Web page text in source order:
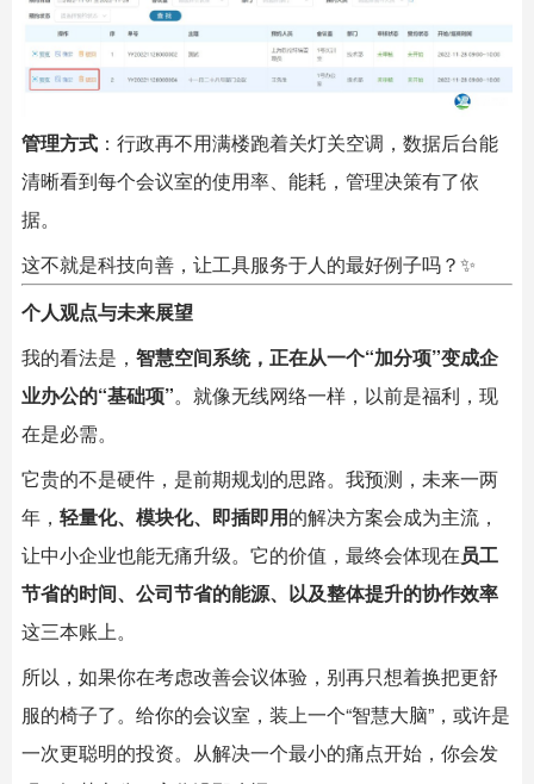
管理方式 ：行政再不用满楼跑着关灯关空调，数据后台能
清晰看到每个会议室的使用率、能耗，管理决策有了依
据。
这不就是科技向善，让工具服务于人的最好例子吗？✨
个人观点与未来展望
我的看法是， 智慧空间系统，正在从一个“加分项”变成企
业办公的“基础项”。就像无线网络一样，以前是福利，现
在是必需。
它贵的不是硬件，是前期规划的思路。我预测，未来一两
年， 轻量化、模块化、即插即用的解决方案会成为主流，
让中小企业也能无痛升级。它的价值，最终会体现在员工
节省的时间、公司节省的能源、以及整体提升的协作效率
这三本账上。
所以，如果你在考虑改善会议体验，别再只想着换把更舒
服的椅子了。给你的会议室，装上一个“智慧大脑”，或许是
一次更聪明的投资。从解决一个最小的痛点开始，你会发